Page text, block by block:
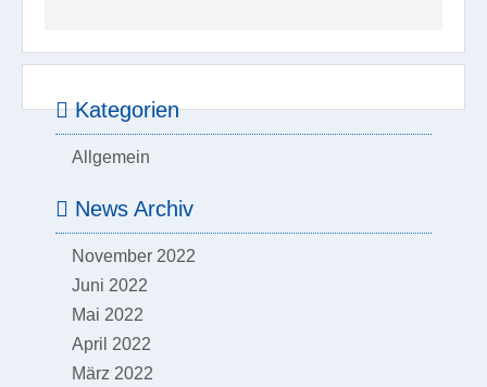
Kategorien
Allgemein
News Archiv
November 2022
Juni 2022
Mai 2022
April 2022
März 2022